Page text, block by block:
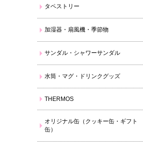
タペストリー
加湿器・扇風機・季節物
サンダル・シャワーサンダル
水筒・マグ・ドリンクグッズ
THERMOS
オリジナル缶（クッキー缶・ギフト
缶）